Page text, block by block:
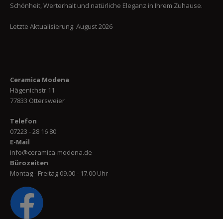
Schönheit, Werterhalt und natürliche Eleganz in Ihrem Zuhause.
Letzte Aktualisierung: August 2026
Ceramica Modena
Hägenichstr.11
77833 Ottersweier
Telefon
07223 - 28 16 80
E-Mail
info@ceramica-modena.de
Bürozeiten
Montag - Freitag 09.00 - 17.00 Uhr